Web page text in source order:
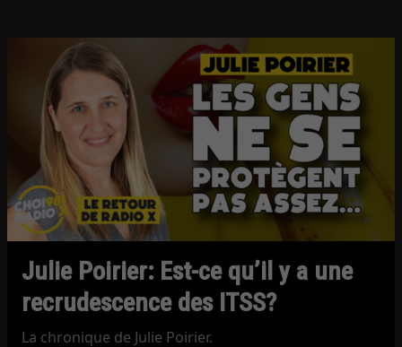
Julie Poirier: Est-ce qu’il y a une
recrudescence des ITSS?
La chronique de Julie Poirier.